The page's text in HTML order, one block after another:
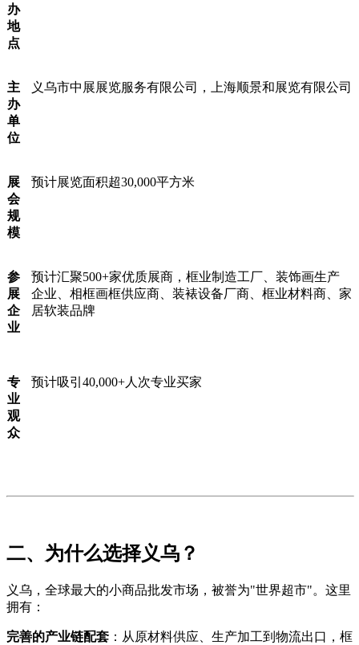
办
地
点
主
办
单
位
义乌市中展展览服务有限公司，上海顺景和展览有限公司
展
会
规
模
预计展览面积超30,000平方米
参
展
企
业
预计汇聚500+家优质展商，框业制造工厂、装饰画生产
企业、相框画框供应商、装裱设备厂商、框业材料商、家
居软装品牌
专
业
观
众
预计吸引40,000+人次专业买家
二、为什么选择义乌？
义乌，全球最大的小商品批发市场，被誉为"世界超市"。这里
拥有：
完善的产业链配套 ：从原材料供应、生产加工到物流出口，框